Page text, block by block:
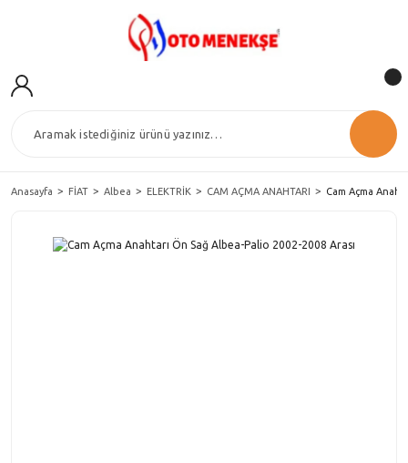
Anasayfa FİAT Albea ELEKTRİK CAM AÇMA ANAHTARI Cam Açma